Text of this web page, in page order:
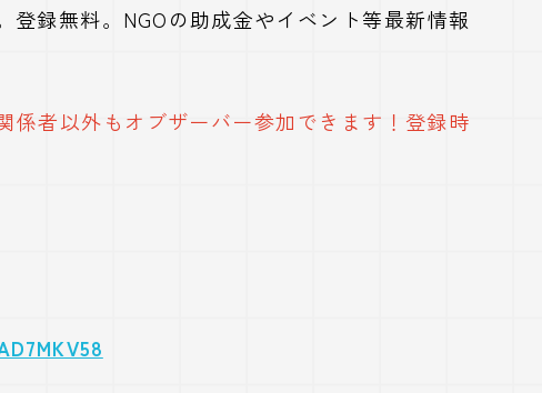
登録無料。NGOの助成金やイベント等最新情報
係者以外もオブザーバー参加できます！登録時